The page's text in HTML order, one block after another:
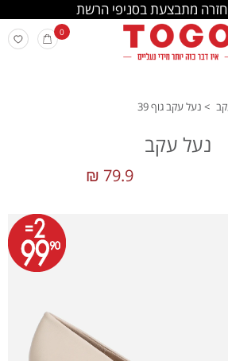
מתבצעת בסניפי הרשת
0
> נעל עקב גוף 39
נעל עקב
79.9 ₪